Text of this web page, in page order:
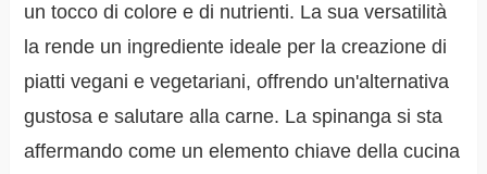
un tocco di colore e di nutrienti. La sua versatilità
la rende un ingrediente ideale per la creazione di
piatti vegani e vegetariani, offrendo un'alternativa
gustosa e salutare alla carne. La spinanga si sta
affermando come un elemento chiave della cucina